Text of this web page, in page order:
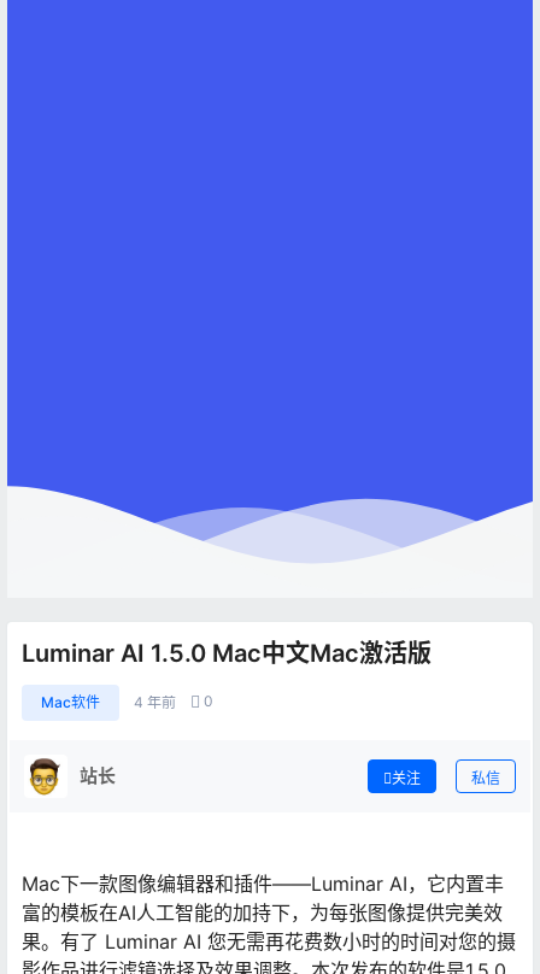
Luminar AI 1.5.0 Mac中文Mac激活版
Mac软件 4 年前 0
站长 关注 私信
Mac下一款图像编辑器和插件——Luminar AI，它内置丰
富的模板在AI人工智能的加持下，为每张图像提供完美效
果。有了 Luminar AI 您无需再花费数小时的时间对您的摄